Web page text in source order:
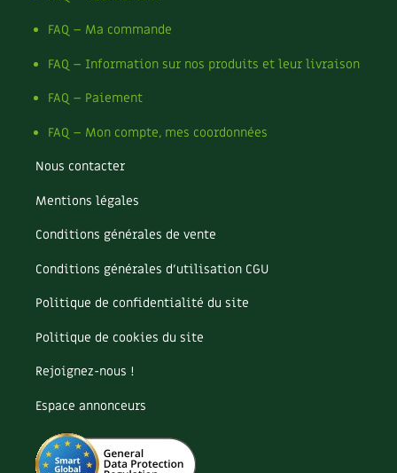
Santé et bien-être
Société et alternatives
Vivre l’écologie
Protéger la nature
Enfants
Actions pour la planète
Les 4 saisons
Archives
FAQ – Ma commande
FAQ – Information sur nos produits et leur livraison
FAQ – Paiement
FAQ – Mon compte, mes coordonnées
Nous contacter
Mentions légales
Conditions générales de vente
Conditions générales d’utilisation CGU
Politique de confidentialité du site
Politique de cookies du site
Rejoignez-nous !
Espace annonceurs